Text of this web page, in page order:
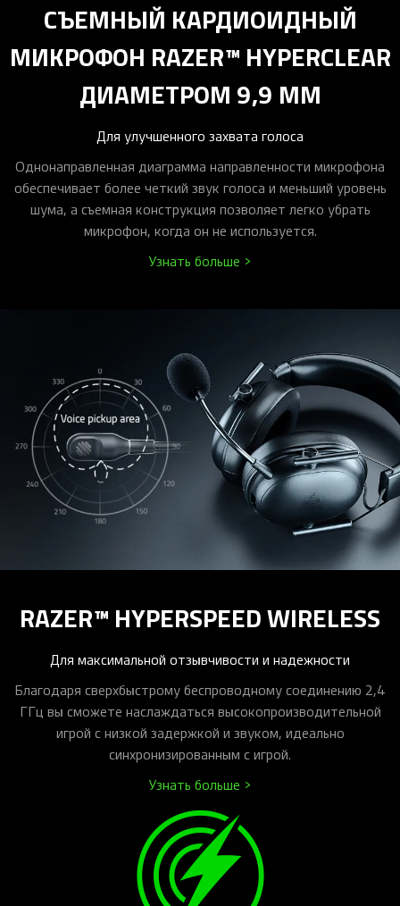
СЪЕМНЫЙ КАРДИОИДНЫЙ
МИКРОФОН RAZER™ HYPERCLEAR
ДИАМЕТРОМ 9,9 ММ
Для улучшенного захвата голоса
Однонаправленная диаграмма направленности микрофона
обеспечивает более четкий звук голоса и меньший уровень
шума, а съемная конструкция позволяет легко убрать
микрофон, когда он не используется.
Узнать больше >
RAZER™ HYPERSPEED WIRELESS
Для максимальной отзывчивости и надежности
Благодаря сверхбыстрому беспроводному соединению 2,4
ГГц вы сможете наслаждаться высокопроизводительной
игрой с низкой задержкой и звуком, идеально
синхронизированным с игрой.
Узнать больше >